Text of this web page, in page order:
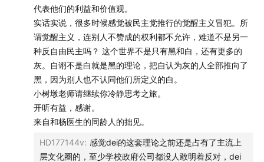
代表他们的利益和价值观。
实话实说，很多时候感觉被民主党推行的觉醒主义冒犯。所
谓觉醒主义，连别人不赞成的权利都不允许，难道不是另一
种反自由民主吗？ 这个世界不是只有黑和白，还有更多的
灰。自诩不是白就是黑的理论，把自认为灰的人全部推向了
黑，因为别人也不认同他们所定义的白。
小树墩老师请继续你冷静思考之旅。
开听有益，感谢。
来自和杨医生的同龄人的拙见。
HD177144v: 感觉dei的这套理论之前还是占有了主流上
层文化圈的，至少学校政府公司都没人敢明着反对，dei